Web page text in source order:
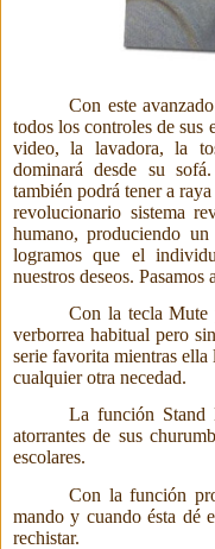
Con este
todos los controles de sus
video, la lavadora, la
dominará desde su
también podrá tener a
revolucionario sistema
humano, produciendo
logramos que el
nuestros deseos.
Con la tecla Mute
verborrea habitual pero
serie favorita mientras
cualquier otra necedad.
La función Stand
atorrantes de sus
escolares.
Con la función
mando y cuando ésta dé
rechistar.